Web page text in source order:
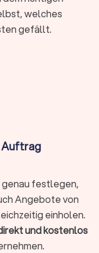
und
Aufzüge und bringen
von der
des Fahrpersonals.
und Verstauen
sowie das
der Möbel im
während der
welches
gefällt.
Auftrag
genau festlegen,
Angebote von
einholen.
und kostenlos